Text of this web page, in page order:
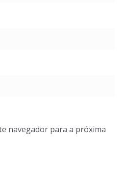
navegador para a próxima